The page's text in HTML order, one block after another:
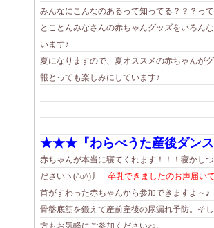
みんなにこんなのあるって知ってる？？？っ
とことんみなさんの赤ちゃんグッズをいろん
います♪
夏になりますので、夏オススメの赤ちゃんが
報とっても楽しみにしています♪
★★★『わらべうた産後ダン
赤ちゃんが本当に寝てくれます！！！寝かし
ださいヽ(^o^)丿 卒乳できましたのお声届い
首がすわった赤ちゃんから参加できますよ～♪
骨盤底筋を鍛えて産前産後の尿漏れ予防。そ
方もお気軽にご参加くださいね。